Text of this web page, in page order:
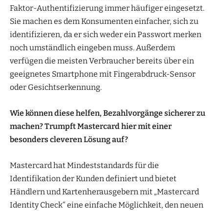
Faktor-Authentifizierung immer häufiger eingesetzt.
Sie machen es dem Konsumenten einfacher, sich zu
identifizieren, da er sich weder ein Passwort merken
noch umständlich eingeben muss. Außerdem
verfügen die meisten Verbraucher bereits über ein
geeignetes Smartphone mit Fingerabdruck-Sensor
oder Gesichtserkennung.
Wie können diese helfen, Bezahlvorgänge sicherer zu
machen? Trumpft Mastercard hier mit einer
besonders cleveren Lösung auf?
Mastercard hat Mindeststandards für die
Identifikation der Kunden definiert und bietet
Händlern und Kartenherausgebern mit „Mastercard
Identity Check“ eine einfache Möglichkeit, den neuen